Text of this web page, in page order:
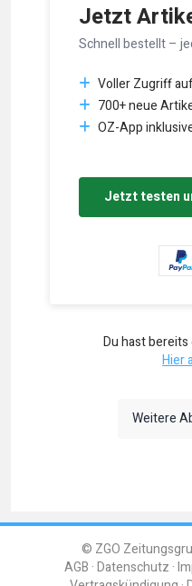
Jetzt
Schnell bestellt –
Voller Zugriff
700+ neue
OZ-App
Jetzt testen
Du hast
Hier
Weitere
© ZGO
AGB Datenschutz